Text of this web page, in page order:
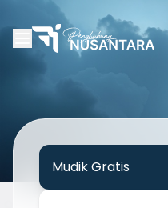
Mudik Gratis